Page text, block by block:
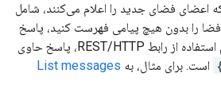
اعضای فضای جدید را اعلام می‌کنند، شامل
را بدون هیچ پیامی فهرست کنید، پاسخ
یک شیء خالی است. هنگام استفاده از رابط REST/HTTP، پاسخ حاوی
است. برای مثال، به List messages